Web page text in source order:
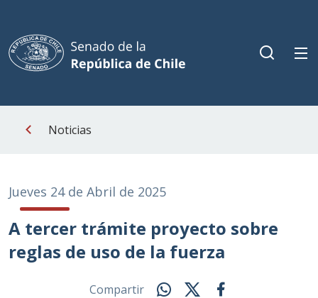
Noticias
Jueves 24 de Abril de 2025
A tercer trámite proyecto sobre
reglas de uso de la fuerza
Compartir